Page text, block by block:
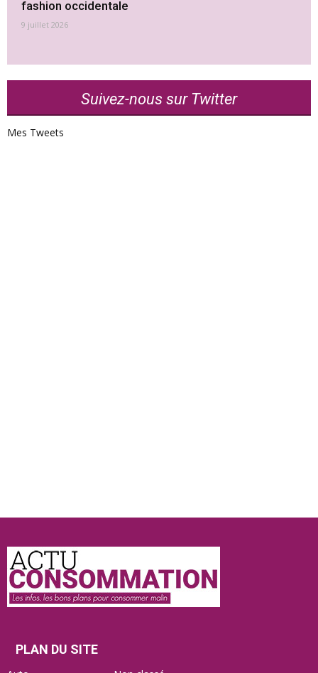
fashion occidentale
9 juillet 2026
Suivez-nous sur Twitter
Mes Tweets
PLAN DU SITE